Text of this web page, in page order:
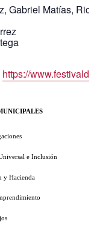
Gabriel Matías,
https://
e Inclusión
y Hacienda